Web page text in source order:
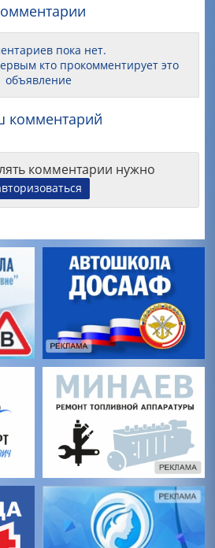
пока нет.
кто прокомментирует это
объявление
комментарий
комментарии нужно